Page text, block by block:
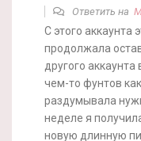
Ответить на
С этого аккаунта
продолжала
другого
чем-то фунтов
раздумывала
неделе я
новую длинную